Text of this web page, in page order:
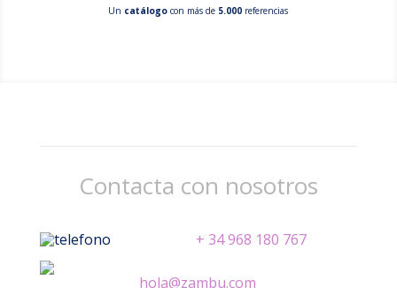
Un catálogo con más de 5.000 referencias
Contacta con nosotros
+ 34 968 180 767
hola@zambu.com